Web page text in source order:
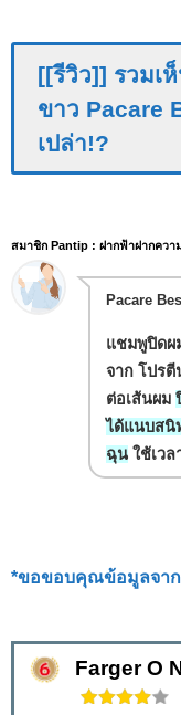
[[รีวิว]] รวมเ
ขาว Pacare
เปล่า!?
สมาชิก Pantip : ฝากฟ้าฝากควา
Pacare
แชมพูปิดผ
จาก โปร
ต่อเส้นผม
ได้แนบสนิ
ฉุน ใช้เว
*ขอขอบคุณข้อมูลจาก
Farger O